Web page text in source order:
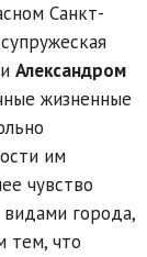
Санкт-
и Александром
жизненные
им
чувство
города,
тем, что